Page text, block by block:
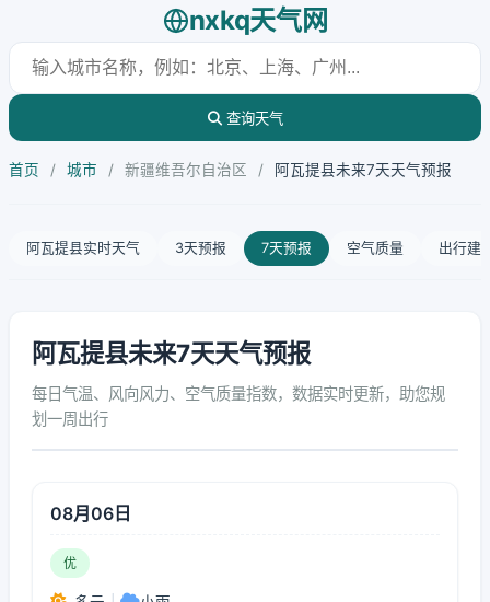
nxkq天气网
查询天气
首页 / 城市 / 新疆维吾尔自治区 / 阿瓦提县未来7天天气预报
阿瓦提县实时天气 3天预报 7天预报 空气质量 出行建
阿瓦提县未来7天天气预报
每日气温、风向风力、空气质量指数，数据实时更新，助您规
划一周出行
08月06日
优